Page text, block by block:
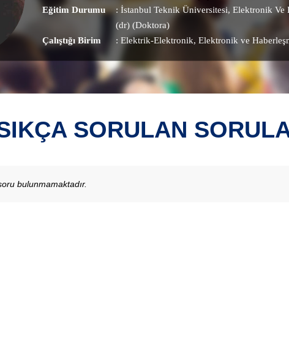
Eğitim Durumu
: İstanbul Teknik Üniversitesi, Elektronik Ve
(dr) (Doktora)
Çalıştığı Birim
: Elektrik-Elektronik, Elektronik ve
SORULAN
bulunmamaktadır.